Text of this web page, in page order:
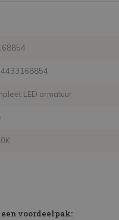
LED armatuur
voordeelpak: